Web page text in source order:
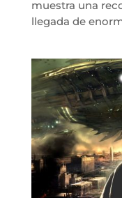
muestra una
llegada de